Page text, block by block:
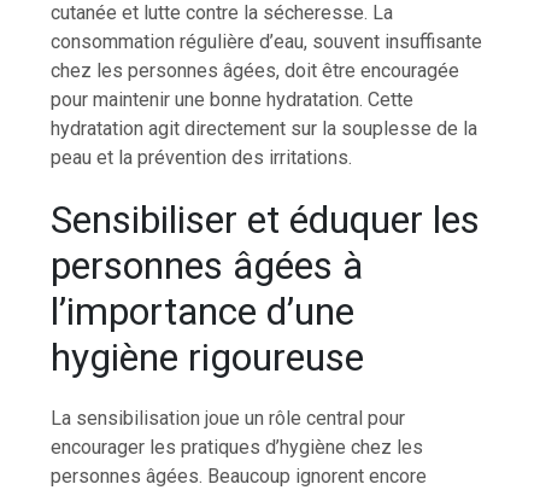
cutanée et lutte contre la sécheresse. La
consommation régulière d’eau, souvent insuffisante
chez les personnes âgées, doit être encouragée
pour maintenir une bonne hydratation. Cette
hydratation agit directement sur la souplesse de la
peau et la prévention des irritations.
Sensibiliser et éduquer les
personnes âgées à
l’importance d’une
hygiène rigoureuse
La sensibilisation joue un rôle central pour
encourager les pratiques d’hygiène chez les
personnes âgées. Beaucoup ignorent encore